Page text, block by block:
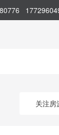
关注房